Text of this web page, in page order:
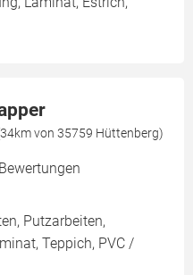
von 35759 Hüttenberg)
Putzarbeiten,
Teppich, PVC /